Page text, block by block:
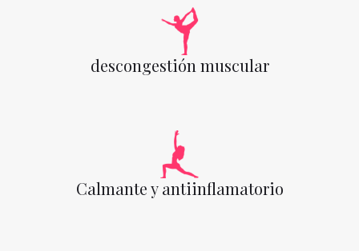
descongestión muscular
Calmante y antiinflamatorio